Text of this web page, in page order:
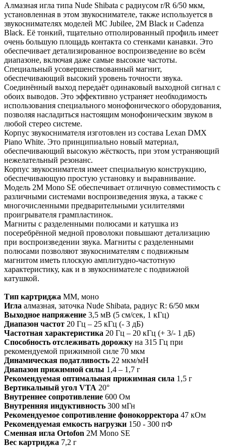
Алмазная игла типа Nude Shibata с радиусом r/R 6/50 мкм,
установленная в этом звукоснимателе, также используется в
звукоснимателях моделей MC Jubilee, 2M Black и Cadenza
Black. Её тонкий, тщательно отполированный профиль имеет
очень большую площадь контакта со стенками канавки. Это
обеспечивает детализированное воспроизведение во всём
диапазоне, включая даже самые высокие частоты.
Специальный усовершенствованный магнит,
обеспечивающий высокий уровень точности звука.
Соединённый выход передаёт одинаковый выходной сигнал с
обоих выводов. Это эффективно устраняет необходимость
использования специального монофонического оборудования,
позволяя насладиться настоящим монофоническим звуком в
любой стерео системе.
Корпус звукоснимателя изготовлен из состава Lexan DMX
Piano White. Это принципиально новый материал,
обеспечивающий высокую жёсткость, при этом устраняющий
нежелательный резонанс.
Корпус звукоснимателя имеет специальную конструкцию,
обеспечивающую простую установку и выравнивание.
Модель 2M Mono SE обеспечивает отличную совместимость с
различными системами воспроизведения звука, а также с
многочисленными предварительными усилителями
проигрывателя грампластинок.
Магниты с разделенными полюсами и катушка из
посеребрённой медной проволоки повышают детализацию
при воспроизведении звука. Магниты с разделенными
полюсами позволяют звукоснимателям с подвижным
магнитом иметь плоскую амплитудно-частотную
характеристику, как и в звукоснимателе с подвижной
катушкой.
Тип картриджа MM, моно
Игла алмазная, заточка Nude Shibata, радиус R: 6/50 мкм
Выходное напряжение 3,5 мВ (5 см/сек, 1 кГц)
Диапазон частот 20 Гц – 25 кГц (- 3 дБ)
Частотная характеристика 20 Гц – 20 кГц (+ 3/- 1 дБ)
Способность отслеживать дорожку на 315 Гц при
рекомендуемой прижимной силе 70 мкм
Динамическая податливость 22 мкм/мН
Диапазон прижимной силы 1,4 – 1,7 г
Рекомендуемая оптимальная прижимная сила 1,5 г
Вертикальный угол VTA 20°
Внутреннее сопротивление 600 Ом
Внутренняя индуктивность 300 мГн
Рекомендуемое сопротивление фонокорректора 47 кОм
Рекомендуемая емкость нагрузки 150 - 300 пФ
Сменная игла Ortofon 2M Mono SE
Вес картриджа 7,2 г